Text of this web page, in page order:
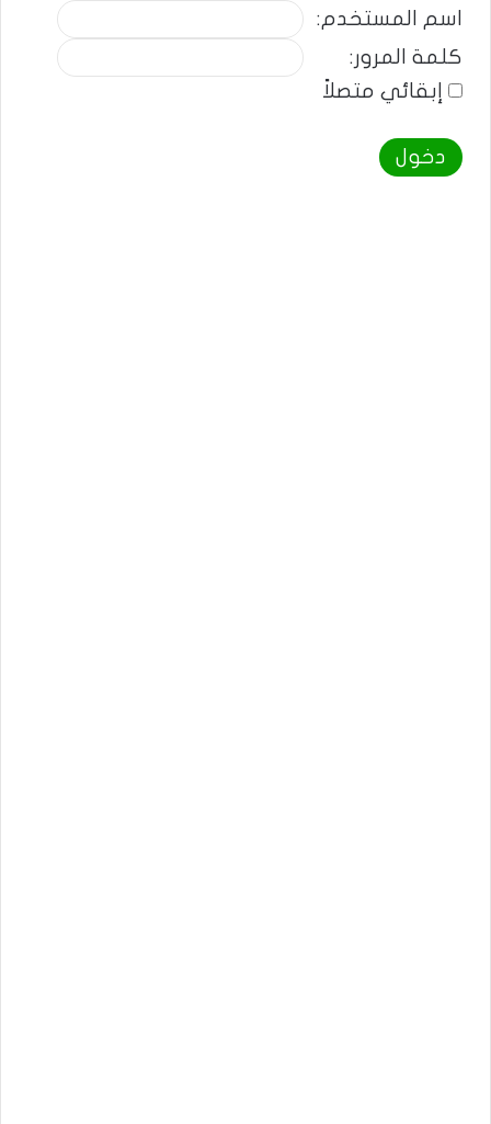
اسم المستخدم:
كلمة المرور:
إبقائي متصلاً
دخول